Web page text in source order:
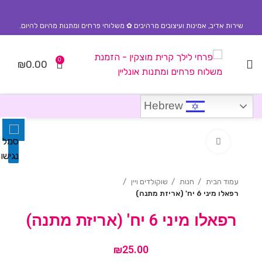
visibility_off השבת את ההבזקים
title סמן כותרות
settings צבע רקע
zoom_out
remove_circle_outline הקטנת גופן
add_circle_outline הגדלת גופן
שירות אדיב, אמינות ועיצובים מרהיבים ✿ משלוחי פרחים ומתנות מהיום להיום.
0
₪0.00
עמוד הבית חנות
שוקולדים ויין
רפאלו מיני 6 יח' (אריזת מתנה)
רפאלו מיני 6 יח' (אריזת מתנה)
₪